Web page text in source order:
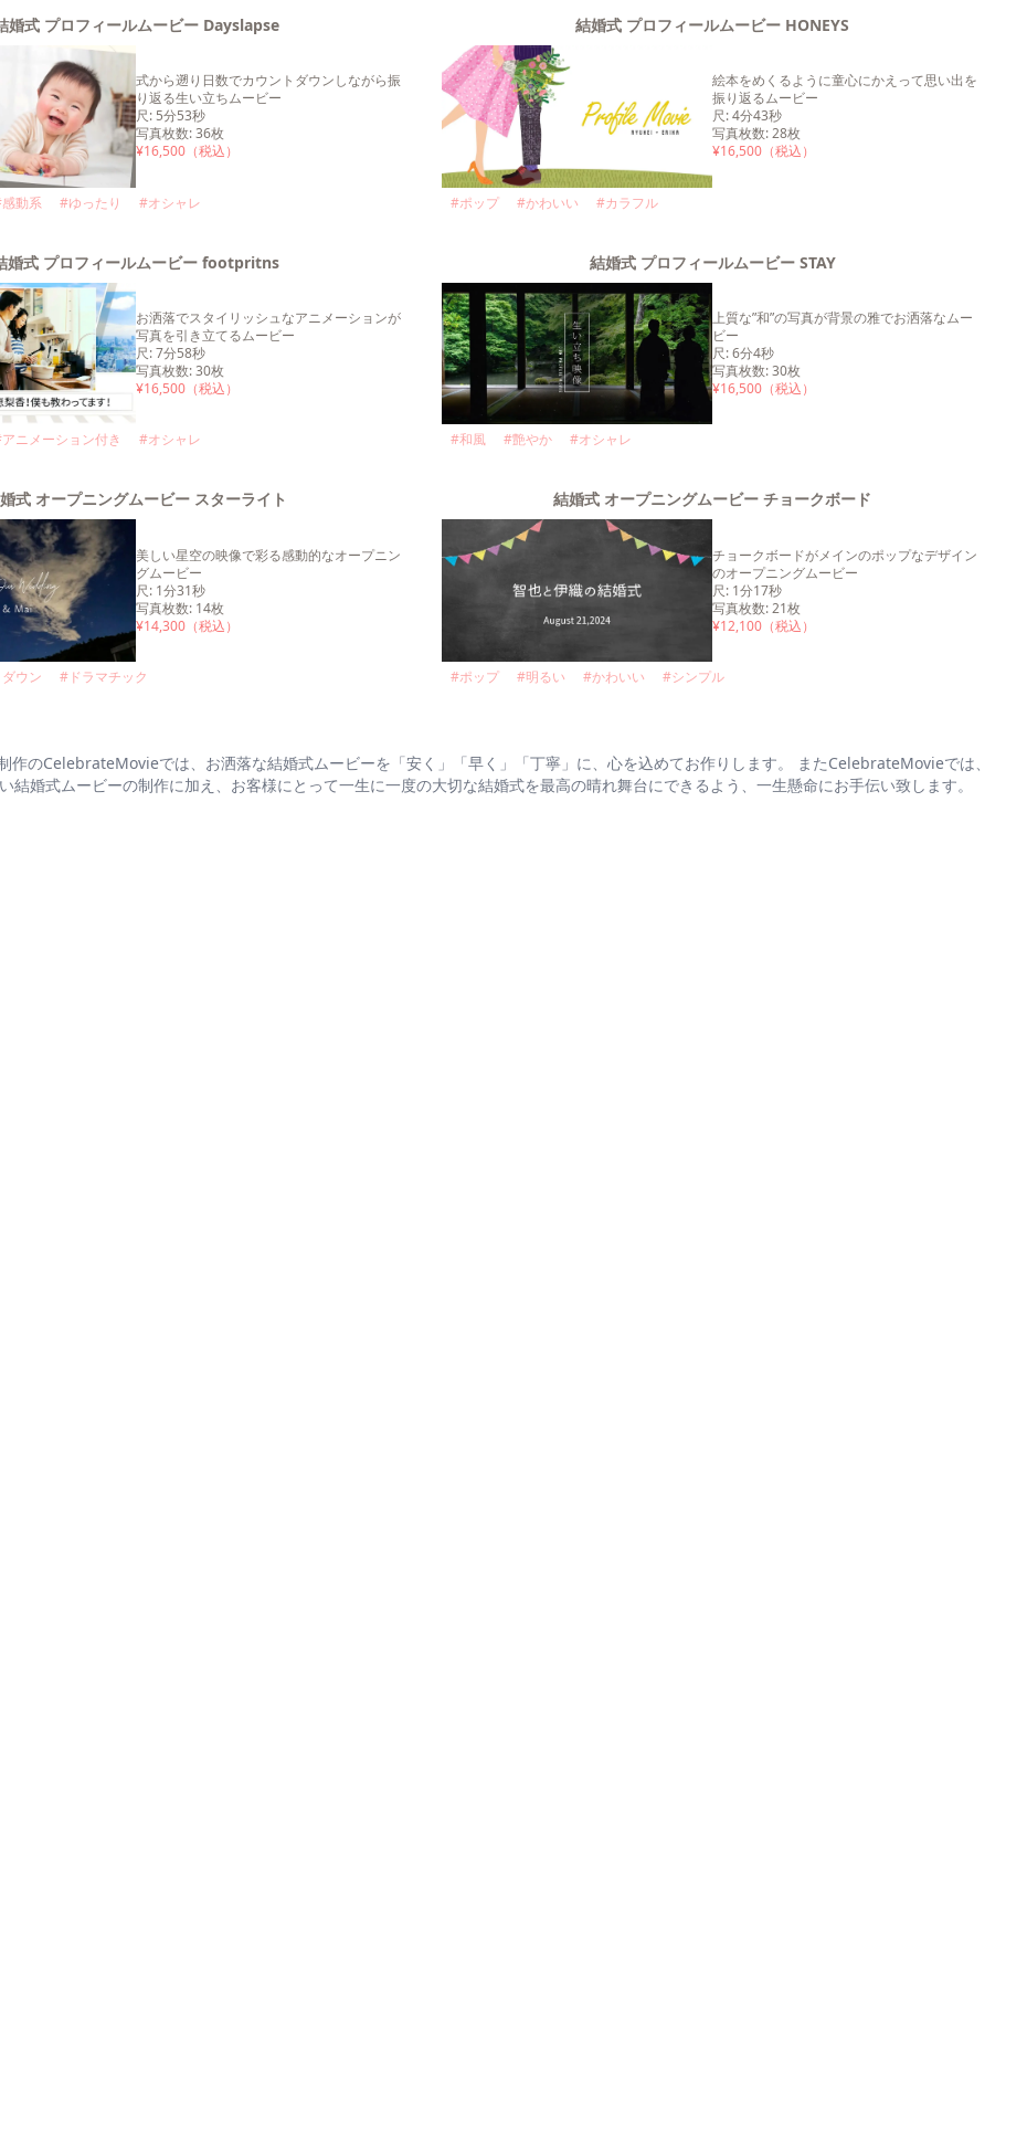
婚式 プロフィールムービー Dayslapse
式から遡り日数でカウントダウンしながら振
り返る生い立ちムービー
尺: 5分53秒
写真枚数:36枚
¥16,500 （税込）
感動系 #ゆったり #オシャレ
結婚式 プロフィールムービー HONEYS
絵本をめくるように童心にかえって思い出を
振り返るムービー
尺:4分43秒
写真枚数:28枚
¥16,500 （税込）
#ポップ #かわいい #カラフル
婚式 プロフィールムービー footpritns
お洒落でスタイリッシュなアニメーションが
写真を引き立てるムービー
尺:7分58秒
写真枚数:30枚
¥16,500 （税込）
アニメーション付き #オシャレ
結婚式 プロフィールムービー STAY
上質な”和”の写真が背景の雅でお洒落なムー
ビー
尺:6分4秒
写真枚数:30枚
¥16,500 （税込）
#和風 #艶やか #オシャレ
式 オープニングムービー スターライト
美しい星空の映像で彩る感動的なオープニン
グムービー
尺: 1分31秒
写真枚数: 14枚
¥14,300 （税込）
ウン # ドラマチック
結婚式 オープニングムービー チョークボード
チョークボードがメインのポップなデザイン
のオープニングムービー
尺: 1分17秒
写真枚数:21枚
¥12,100 （税込）
#ポップ #明るい #かわいい #シンプル
作のCelebrateMovieでは、お洒落な結婚式ムービーを「安く」「早く」「丁寧」に、心を込めてお作りします。 またCelebrateMovieでは、
結婚式ムービーの制作に加え、お客様にとって一生に一度の大切な結婚式を最高の晴れ舞台にできるよう、一生懸命にお手伝い致します。